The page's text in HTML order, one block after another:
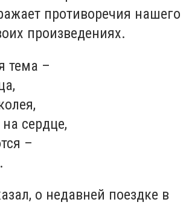
противоречия нашего
произведениях.
тема –
сердце,
–
о недавней поездке в